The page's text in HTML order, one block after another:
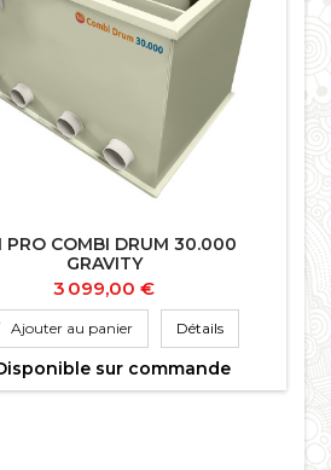
PRO COMBI DRUM 30.000
GRAVITY
Prix
3 099,00 €
Ajouter au panier Détails
sur commande